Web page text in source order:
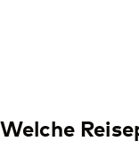
Welche